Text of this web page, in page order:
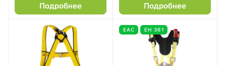
Подробнее Подробнее
EAC ЕН 361